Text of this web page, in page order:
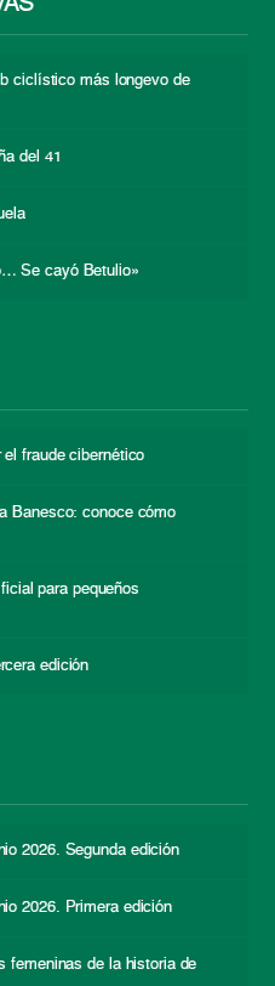
ciclístico más longevo de
del 41
Se cayó Betulio»
el fraude cibernético
Banesco: conoce cómo
para pequeños
edición
2026. Segunda edición
2026. Primera edición
femeninas de la historia de